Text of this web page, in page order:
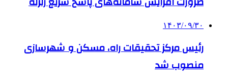
۱۴۰۳/۰۹/۳۰
رئیس مرکز تحقیقات راه، مسکن و شهرسازی
منصوب شد